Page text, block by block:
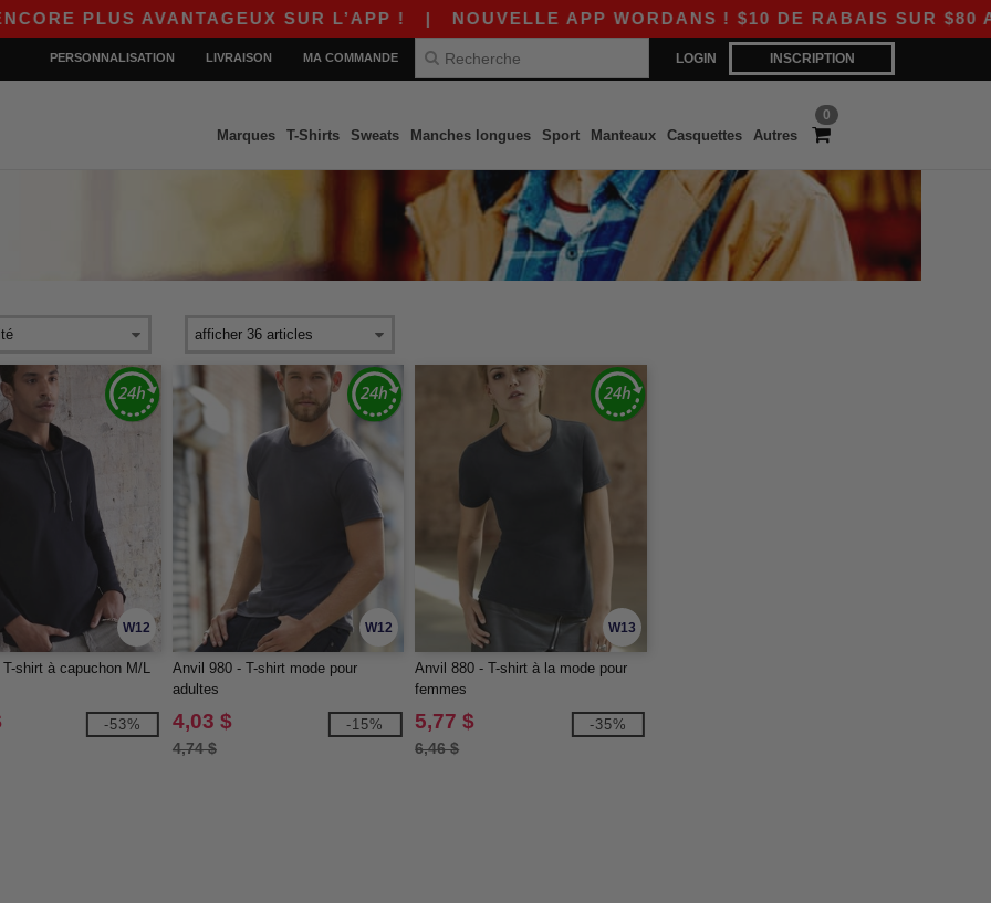
PLUS AVANTAGEUX SUR L’APP !|NOUVELLE APP WORDANS ! $10 DE RABAIS SUR $80 AVEC
LOGIN INSCRIPTION
PERSONNALISATION LIVRAISON MA COMMANDE
0
Marques T-Shirts Sweats Manches longues Sport Manteaux Casquettes Autres
W12
shirt à capuchon M/L
-53%
W12
Anvil 980 - T-shirt mode pour
adultes
4,03 $
4,74 $
-15%
W13
Anvil 880 - T-shirt à la mode pour
femmes
5,77 $
6,46 $
-35%